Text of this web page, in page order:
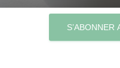
S’ABONNER